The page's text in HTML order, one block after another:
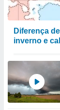
Diferença
inverno e